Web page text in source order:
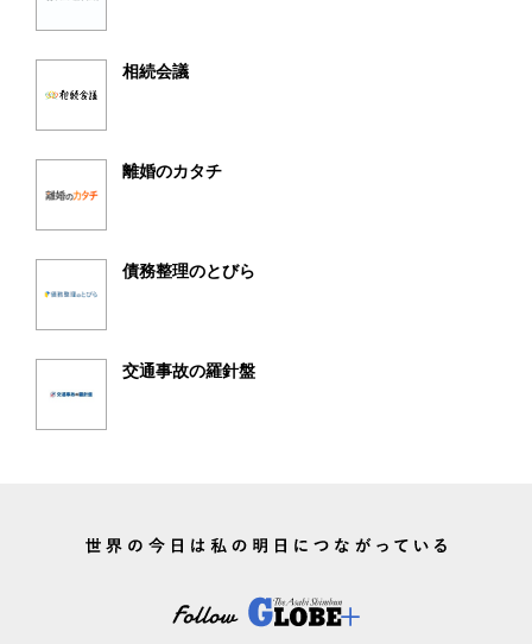
相続会議
離婚のカタチ
債務整理のとびら
交通事故の羅針盤